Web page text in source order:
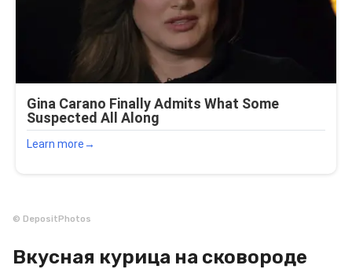
© DepositPhotos
Вкусная курица на сковороде